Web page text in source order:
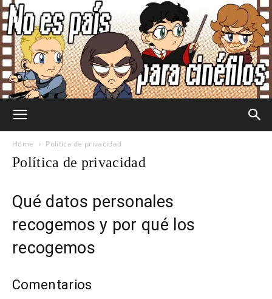
País
Home Política de privacidad
Política de privacidad
Qué datos personales
recogemos y por qué los
recogemos
Comentarios